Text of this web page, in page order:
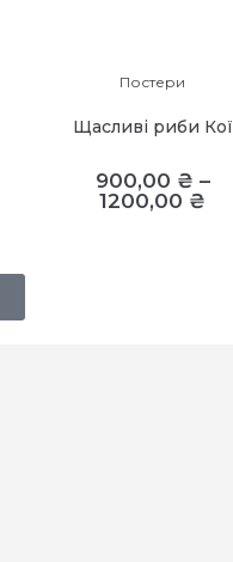
Постери
Щасливі риби Кої
900,00 ₴ –
1200,00 ₴